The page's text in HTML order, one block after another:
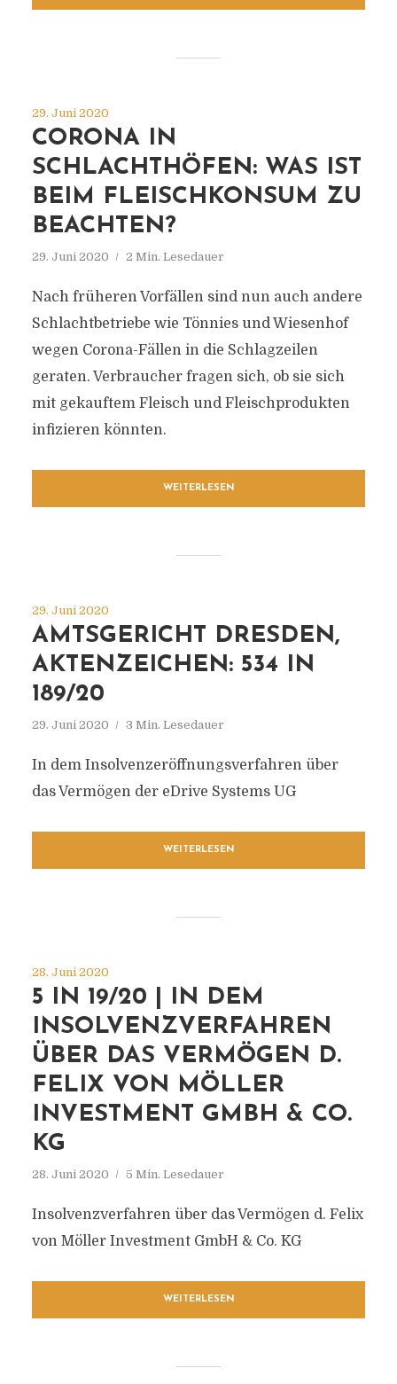
29. Juni 2020
CORONA IN
SCHLACHTHÖFEN: WAS IST
BEIM FLEISCHKONSUM ZU
BEACHTEN?
29. Juni 2020 2 Min. Lesedauer
Nach früheren Vorfällen sind nun auch andere
Schlachtbetriebe wie Tönnies und Wiesenhof
wegen Corona-Fällen in die Schlagzeilen
geraten. Verbraucher fragen sich, ob sie sich
mit gekauftem Fleisch und Fleischprodukten
infizieren könnten.
WEITERLESEN
29. Juni 2020
AMTSGERICHT DRESDEN,
AKTENZEICHEN: 534 IN
189/20
29. Juni 2020 3 Min. Lesedauer
In dem Insolvenzeröffnungsverfahren über
das Vermögen der eDrive Systems UG
WEITERLESEN
28. Juni 2020
5 IN 19/20 | IN DEM
INSOLVENZVERFAHREN
ÜBER DAS VERMÖGEN D.
FELIX VON MÖLLER
INVESTMENT GMBH & CO.
KG
28. Juni 2020 5 Min. Lesedauer
Insolvenzverfahren über das Vermögen d. Felix
von Möller Investment GmbH & Co. KG
WEITERLESEN